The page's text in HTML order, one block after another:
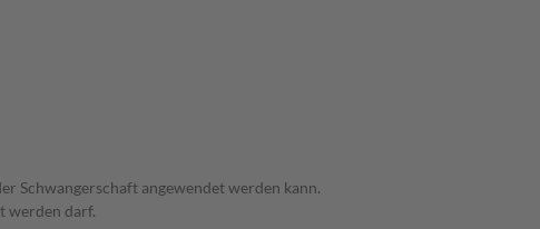
Schwangerschaft angewendet werden kann.
werden darf.